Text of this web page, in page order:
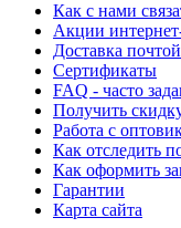
Как с нами
Акции
Доставка
Сертификаты
FAQ - часто
Получить
Работа с
Как отследить
Как оформить
Гарантии
Карта сайта